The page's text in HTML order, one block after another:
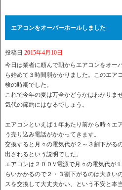
エアコンをオーバーホールしました
投稿日 2015年4月10日
今日は業者に頼んで朝からエアコンをオー
ら始めて３時間弱かかりました。このエア
検の時期でした。
これで今年の夏は万全かどうかはわかりま
気代の節約にはなるでしょう。
エアコンといえば１年あたり前から時々エ
う売り込み電話がかかってきます。
交換すると月々の電気代が２～３割下がる
出されるという説明でした。
エアコンは２００V電源で月々の電気代が
らいかかるので２・３割下がるのは大きい
スを交換して大丈夫かい、という不安と本